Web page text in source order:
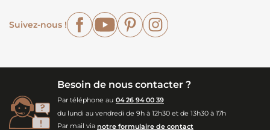
Suivez-nous !
FacebookYouTubePinterest
Besoin de nous contacter ?
Par téléphone au 04 26 94 00 39
du lundi au vendredi de 9h à 12h30 et de 13h30 à 17h
Par mail via notre formulaire de contact